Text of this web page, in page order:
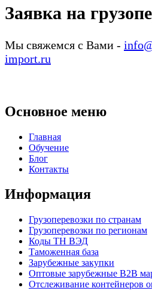
Заявка на
Мы свяжемся с Вами -
import.ru
Основное меню
Главная
Обучение
Блог
Контакты
Информация
Грузоперевозки по странам
Грузоперевозки по регионам
Коды ТН ВЭД
Таможенная база
Зарубежные закупки
Оптовые зарубежные B2B
Отслеживание контейнеров